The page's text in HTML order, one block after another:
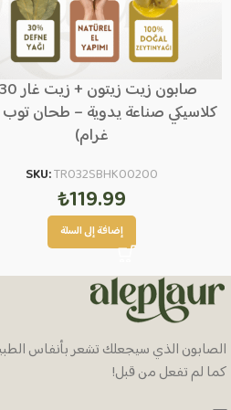
غرام)
SKU:TR032SBHK00200
₺119.99
إضافة إلى السلة
الصابون الذي سيجعلك تشعر بأنفاس
كما لم تفعل من قبل!